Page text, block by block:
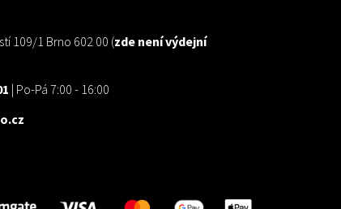
109/1 Brno 602 00 (zde není výdejní
| Po-Pá 7:00 - 16:00